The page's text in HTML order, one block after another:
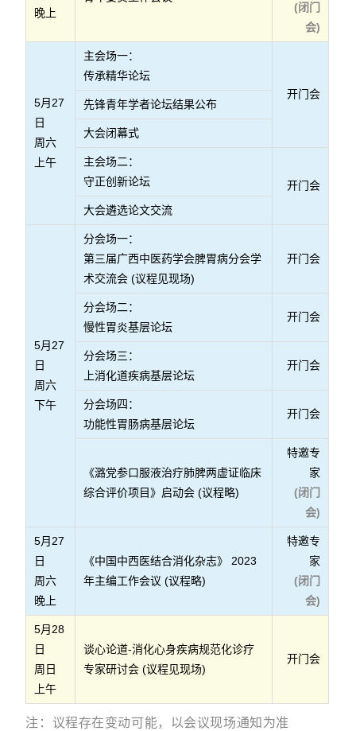
晚上
(闭门
会)
5月27
日
周六
上午
主会场一：
传承精华论坛
开门会
先锋青年学者论坛结果公布
大会闭幕式
主会场二：
守正创新论坛
开门会
大会遴选论文交流
5月27
日
周六
下午
分会场一：
第三届广西中医药学会脾胃病分会学
术交流会 (议程见现场)
开门会
分会场二：
慢性胃炎基层论坛
开门会
分会场三：
上消化道疾病基层论坛
开门会
分会场四：
功能性胃肠病基层论坛
开门会
《潞党参口服液治疗肺脾两虚证临床
综合评价项目》启动会 (议程略)
特邀专
家
(闭门
会)
5月27
日
周六
晚上
《中国中西医结合消化杂志》 2023
年主编工作会议 (议程略)
特邀专
家
(闭门
会)
5月28
日
周日
上午
谈心论道-消化心身疾病规范化诊疗
专家研讨会 (议程见现场)
开门会
注：议程存在变动可能，以会议现场通知为准